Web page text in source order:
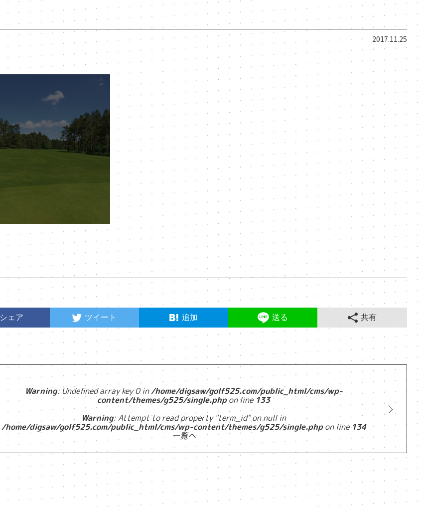
2017.11.25
シェア ツイート 追加 送る 共有
Warning: Undefined array key 0 in/home/digsaw/golf525.com/public_html/cms/wp-
content/themes/g525/single.phpon line 133
Warning: Attempt to read property "term_id" on null in
/home/digsaw/golf525.com/public_html/cms/wp-content/themes/g525/single.phpon line134
一覧へ